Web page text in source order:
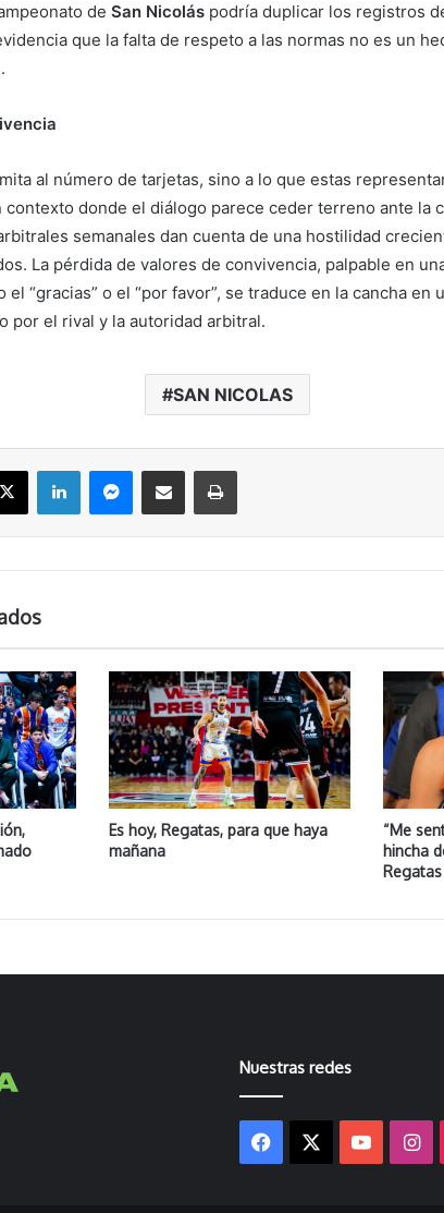
deSan Nicolás podría duplicar los registros
que la falta de respeto a las normas no es un
al número de tarjetas, sino a lo que estas
contexto donde el diálogo parece ceder terreno ante la
semanales dan cuenta de una hostilidad
La pérdida de valores de convivencia, palpable en
el “gracias” o el “por favor”, se traduce en la cancha en
por el rival y la autoridad arbitral.
SAN NICOLAS
X LinkedIn Compartir vía correo electrónico
Es hoy, Regatas, para que haya
mañana
“Me
hincha
Nuestras redes
Facebook YouTube